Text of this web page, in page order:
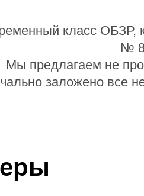
класс ОБЗР,
№
Мы предлагаем не
заложено все